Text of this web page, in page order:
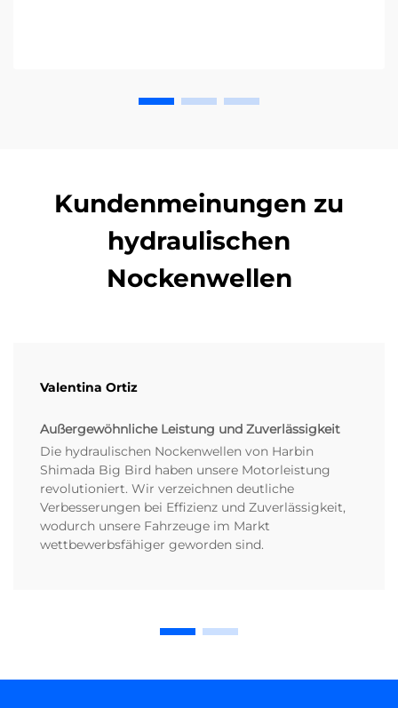
Kundenmeinungen zu
hydraulischen
Nockenwellen
Valentina Ortiz
Außergewöhnliche Leistung und Zuverlässigkeit
Die hydraulischen Nockenwellen von Harbin
Shimada Big Bird haben unsere Motorleistung
revolutioniert. Wir verzeichnen deutliche
Verbesserungen bei Effizienz und Zuverlässigkeit,
wodurch unsere Fahrzeuge im Markt
wettbewerbsfähiger geworden sind.